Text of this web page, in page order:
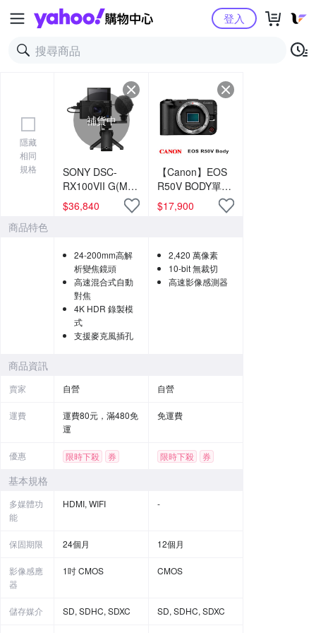
Yahoo購物中心登入
隱藏
相同
規格
補貨中
SONY DSC-
RX100VII G(M7 /
MVII) 數位相機
(公司貨)
$36,840
【Canon】EOS
R50V BODY單機
身 (中文平輸)-黑
色
$17,900
商品特色
24-200mm高解
析變焦鏡頭
高速混合式自動
對焦
4K HDR 錄製模
式
支援麥克風插孔
2,420 萬像素
10-bit 無裁切
高速影像感測器
商品資訊
賣家 自營 自營
運費
運費80元，滿480免
運
免運費
優惠 限時下殺 券 限時下殺
券
基本規格
多媒體功
能
HDMI, WIFI -
保固期限 24個月 12個月
影像感應
器
1吋 CMOS CMOS
儲存媒介 SD, SDHC, SDXC SD, SDHC, SDXC